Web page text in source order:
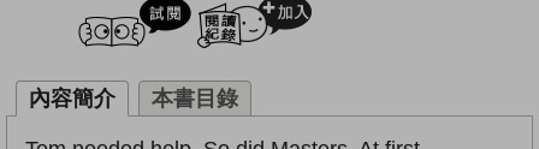
內容簡介 本書目錄